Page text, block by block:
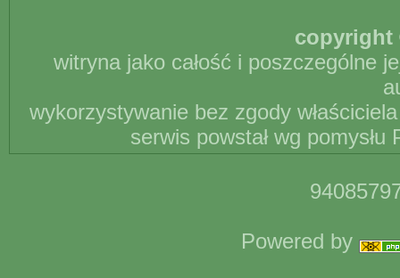
copyright
witryna jako całość i poszczególne
wykorzystywanie bez zgody
serwis powstał wg
Powered by